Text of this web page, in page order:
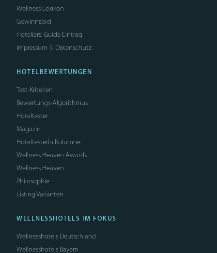
Wellness Lexikon
Gewinnspiel
Hoteliers: Guide Eintrag
Impressum & Datenschutz
HOTELBEWERTUNGEN
Test-Kriterien
Bewertungs-Algorithmus
Hoteltester
Magazin
Hoteltesterin Kolumne
Wellness Heaven Awards
Wellness Heaven
Philosophie
Listing Varianten
WELLNESSHOTELS IM FOKUS
Wellnesshotels Deutschland
Wellnesshotels Bayern